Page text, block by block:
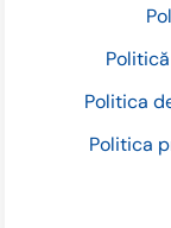
Politica
Politica